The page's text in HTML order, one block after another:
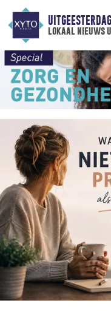
lokaal nieuws